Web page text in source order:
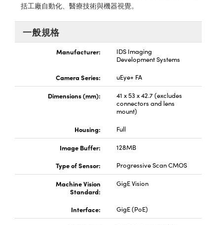
Direct Microscopes | 袖珍顯微鏡
鏡
放大鏡
| 成像系統
Gratings™
Components | SCHOTT 光
括工廠自動化、醫療技術與機器視覺。
一般規格
Manufacturer:
IDS Imaging
Development Systems
Camera Series:
uEye+ FA
Dimensions (mm):
41 x 53 x 42.7 (excludes
connectors and lens
mount)
Housing:
Full
Image Buffer:
128MB
Type of Sensor:
Progressive Scan CMOS
Machine Vision
Standard:
GigE Vision
Interface: GigE (PoE)